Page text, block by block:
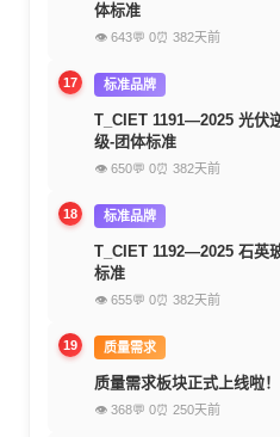
体标准
👁 643💬 0⏰ 382天前
17 标准品牌
T_CIET 1191—2025 光伏
级-团体标准
👁 650💬 0⏰ 382天前
18 标准品牌
T_CIET 1192—2025 石英
标准
👁 655💬 0⏰ 382天前
19 质量需求
质量需求板块正式上线啦！
👁 368💬 0⏰ 250天前